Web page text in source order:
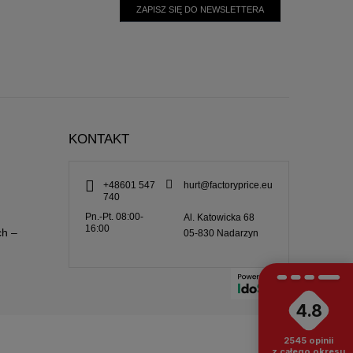
ZAPISZ SIĘ DO NEWSLETTERA
–
KONTAKT
+48601 547
740
hurt@factoryprice.eu
Pn.-Pt. 08:00-
16:00
Al. Katowicka 68
05-830 Nadarzyn
4.8
2545 opinii